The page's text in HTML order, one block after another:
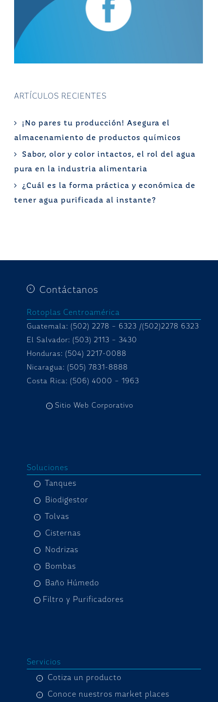
ARTÍCULOS RECIENTES
¡No pares tu producción! Asegura el
almacenamiento de productos químicos
Sabor, olor y color intactos, el rol del agua
pura en la industria alimentaria
¿Cuál es la forma práctica y económica de
tener agua purificada al instante?
Contáctanos
Rotoplas Centroamérica
Guatemala: (502) 2278 – 6323 /(502)2278 6323
El Salvador: (503) 2113 – 3430
Honduras: (504) 2217-0088
Nicaragua: (505) 7831-8888
Costa Rica: (506) 4000 – 1963
Sitio Web Corporativo
Soluciones
Tanques
Biodigestor
Tolvas
Cisternas
Nodrizas
Bombas
Baño Húmedo
Filtro y Purificadores
Servicios
Cotiza un producto
Conoce nuestros market places